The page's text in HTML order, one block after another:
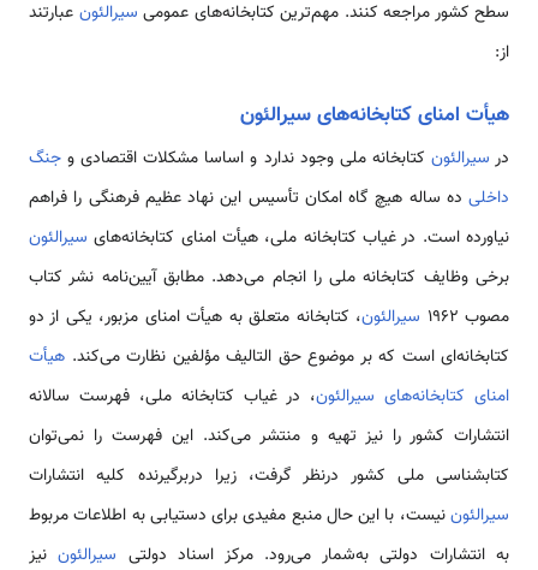
سطح کشور مراجعه کنند. مهم‌ترین کتابخانه‌های عمومی سیرالئون عبارتند
از:
هیأت امنای كتابخانه‌های سیرالئون
در سیرالئون كتابخانه ملی وجود ندارد و اساسا مشکلات اقتصادی و جنگ
داخلی ده ساله هیچ گاه امکان تأسیس این نهاد عظیم فرهنگی را فراهم
نیاورده است. در غیاب كتابخانه ملی، هیأت امنای كتابخانه‌های سیرالئون
برخی وظایف كتابخانه ملی را انجام می‌دهد. مطابق آیین‌نامه نشر كتاب
مصوب 1962
سیرالئون، كتابخانه متعلق به هیأت امنای مزبور، یكی از دو
كتابخانه‌ای است كه بر موضوع حق التالیف مؤلفین نظارت می‌كند. هیأت
امنای كتابخانه‌های سیرالئون، در غیاب کتابخانه ملی، فهرست سالانه
انتشارات كشور را نیز تهیه و منتشر می‌كند. این فهرست را نمی‌توان
كتابشناسی ملی کشور درنظر گرفت، زیرا دربرگیرنده کلیه انتشارات
سیرالئوننیست، با این حال منبع مفیدی برای دستیابی به اطلاعات مربوط
به انتشارات دولتی به‌شمار می‌رود. مركز اسناد دولتی سیرالئوننیز